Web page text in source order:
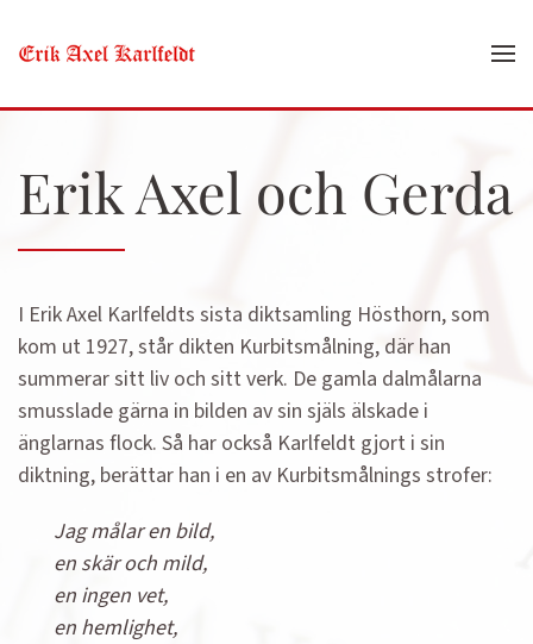
Skip to main content
Erik Axel och Gerda
I Erik Axel Karlfeldts sista diktsamling Hösthorn, som
kom ut 1927, står dikten Kurbitsmålning, där han
summerar sitt liv och sitt verk. De gamla dalmålarna
smusslade gärna in bilden av sin själs älskade i
änglarnas flock. Så har också Karlfeldt gjort i sin
diktning, berättar han i en av Kurbitsmålnings strofer:
Jag målar en bild,
en skär och mild,
en ingen vet,
en hemlighet,